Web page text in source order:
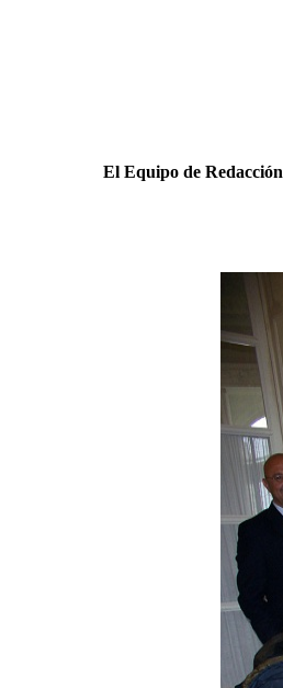
ElEquipo de Redacción